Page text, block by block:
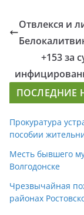
Отвлекся и
+153 за
ПОСЛЕДНИЕ
Прокуратура
пособии
Месть бывшего
Волгодонске
Чрезвычайная
районах